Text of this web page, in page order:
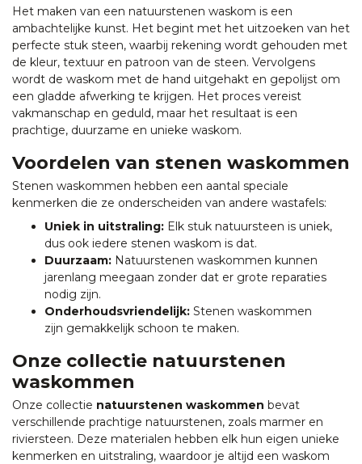
Het maken van een natuurstenen waskom is een
ambachtelijke kunst. Het begint met het uitzoeken van het
perfecte stuk steen, waarbij rekening wordt gehouden met
de kleur, textuur en patroon van de steen. Vervolgens
wordt de waskom met de hand uitgehakt en gepolijst om
een gladde afwerking te krijgen. Het proces vereist
vakmanschap en geduld, maar het resultaat is een
prachtige, duurzame en unieke waskom.
Voordelen van stenen waskommen
Stenen waskommen hebben een aantal speciale
kenmerken die ze onderscheiden van andere wastafels:
Uniek in uitstraling: Elk stuk natuursteen is uniek,
dus ook iedere stenen waskom is dat.
Duurzaam: Natuurstenen waskommen kunnen
jarenlang meegaan zonder dat er grote reparaties
nodig zijn.
Onderhoudsvriendelijk: Stenen waskommen
zijn gemakkelijk schoon te maken.
Onze collectie natuurstenen
waskommen
Onze collectie natuurstenen waskommen bevat
verschillende prachtige natuurstenen, zoals marmer en
riviersteen. Deze materialen hebben elk hun eigen unieke
kenmerken en uitstraling, waardoor je altijd een waskom